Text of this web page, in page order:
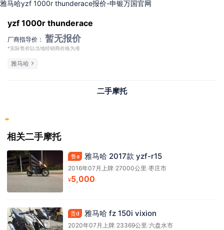
雅马哈yzf 1000r thunderace报价-申银万国官网
yzf 1000r thunderace
厂商指导价： 暂无报价
*实际售价以当地经销商价格为准
雅马哈
二手摩托
相关二手摩托
鲁a 雅马哈 2017款 yzf-r15
2016年07月上牌/27000公里 /枣庄市
¥5,000
贵d 雅马哈 fz 150i vixion
2020年07月上牌/23369公里 /六盘水市